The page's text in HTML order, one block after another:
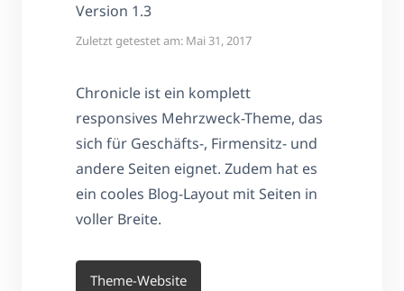
Version 1.3
Zuletzt getestet am: Mai 31, 2017
Chronicle ist ein komplett
responsives Mehrzweck-Theme, das
sich für Geschäfts-, Firmensitz- und
andere Seiten eignet. Zudem hat es
ein cooles Blog-Layout mit Seiten in
voller Breite.
Theme-Website